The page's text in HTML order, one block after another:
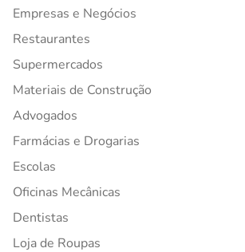
Empresas e Negócios
Restaurantes
Supermercados
Materiais de Construção
Advogados
Farmácias e Drogarias
Escolas
Oficinas Mecânicas
Dentistas
Loja de Roupas